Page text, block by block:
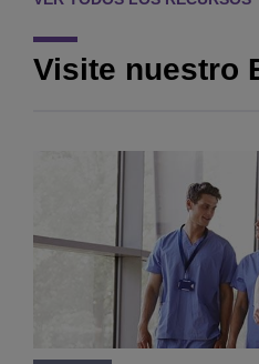
Visite nuestro